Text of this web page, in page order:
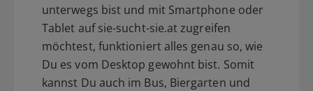
unterwegs bist und mit Smartphone oder
Tablet auf sie-sucht-sie.at zugreifen
möchtest, funktioniert alles genau so, wie
Du es vom Desktop gewohnt bist. Somit
kannst Du auch im Bus, Biergarten und